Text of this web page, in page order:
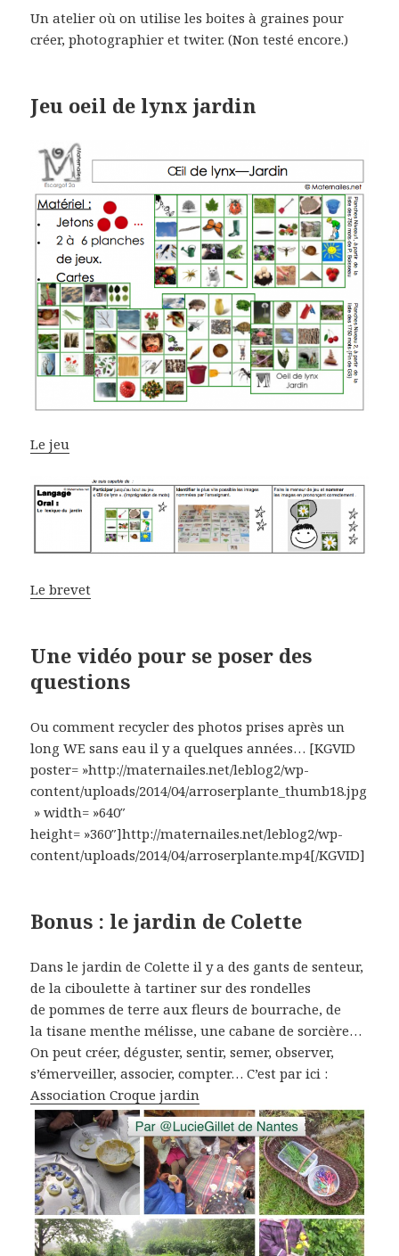
Un atelier où on utilise les boites à graines pour
créer, photographier et twiter. (Non testé encore.)
Jeu oeil de lynx jardin
Le jeu
Le brevet
Une vidéo pour se poser des
questions
Ou comment recycler des photos prises après un
long WE sans eau il y a quelques années… [KGVID
poster= »http://maternailes.net/leblog2/wp-
content/uploads/2014/04/arroserplante_thumb18.jpg
» width= »640″
height= »360″]http://maternailes.net/leblog2/wp-
content/uploads/2014/04/arroserplante.mp4[/KGVID]
Bonus : le jardin de Colette
Dans le jardin de Colette il y a des gants de senteur,
de la ciboulette à tartiner sur des rondelles
de pommes de terre aux fleurs de bourrache, de
la tisane menthe mélisse, une cabane de sorcière…
On peut créer, déguster, sentir, semer, observer,
s’émerveiller, associer, compter… C’est par ici :
Association Croque jardin